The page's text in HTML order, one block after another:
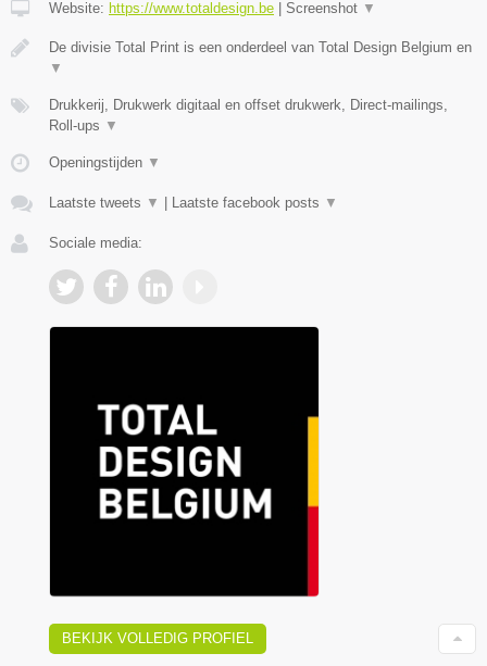
Website: https://www.totaldesign.be Screenshot ▼
De divisie Total Print is een onderdeel van Total Design Belgium en
▼
Drukkerij, Drukwerk digitaal en offset drukwerk, Direct-mailings,
Roll-ups ▼
Openingstijden ▼
Laatste tweets ▼ Laatste facebook posts ▼
Sociale media:
BEKIJK VOLLEDIG PROFIEL